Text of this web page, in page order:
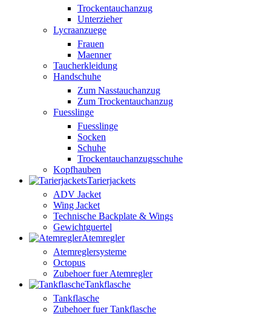
Trockentauchanzug
Unterzieher
Lycraanzuege
Frauen
Maenner
Taucherkleidung
Handschuhe
Zum Nasstauchanzug
Zum Trockentauchanzug
Fuesslinge
Fuesslinge
Socken
Schuhe
Trockentauchanzugsschuhe
Kopfhauben
Tarierjackets
ADV Jacket
Wing Jacket
Technische Backplate & Wings
Gewichtguertel
Atemregler
Atemreglersysteme
Octopus
Zubehoer fuer Atemregler
Tankflasche
Tankflasche
Zubehoer fuer Tankflasche